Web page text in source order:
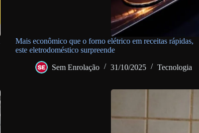
Mais econômico que o forno elétrico em receitas rápidas,
este eletrodoméstico surpreende
Sem Enrolação 31/10/2025 Tecnologia